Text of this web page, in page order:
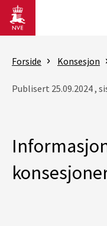
Gå til hovedinnhold
Forside Konsesjon
Publisert 25.09.2024 ,